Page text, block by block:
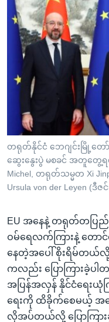
တရုတ်နိုင်ငံ ဘေဂျင်းမြို့တေ
ဆွေးနွေးပွဲ မစခင် အတူတွေ့ရတဲ့
Michel, တရုတ်သမ္မတ Xi
Ursula von der Leyen (ဒီဇ
EU အနေနဲ့ တရုတ်တပြ
ဝမ်ရေလက်ကြားနဲ့ တေ
နေတဲ့အပေါ် စိုးရိမ်တယ်လို့
ကလည်း ပြောကြားခဲ့ပ
အပြန်အလှန် နိုင်ငံရေ
ရေးကို ထိခိုက်စေမယ့် အ
လိုအပ်တယ်လို့ ပြောကြား